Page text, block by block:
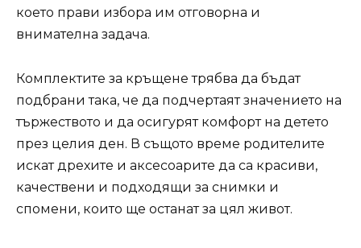
което прави избора им отговорна и
внимателна задача.
Комплектите за кръщене трябва да бъдат
подбрани така, че да подчертаят значението на
тържеството и да осигурят комфорт на детето
през целия ден. В същото време родителите
искат дрехите и аксесоарите да са красиви,
качествени и подходящи за снимки и
спомени, които ще останат за цял живот.